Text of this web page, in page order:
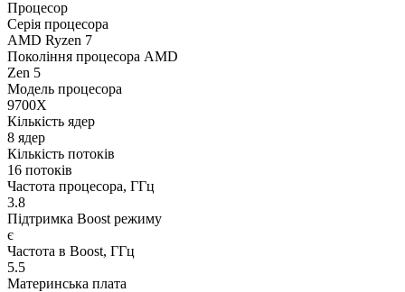
Процесор
Серія процесора
AMD Ryzen 7
Покоління процесора AMD
Zen 5
Модель процесора
9700X
Кількість ядер
8 ядер
Кількість потоків
16 потоків
Частота процесора, ГГц
3.8
Підтримка Boost режиму
є
Частота в Boost, ГГц
5.5
Материнська плата